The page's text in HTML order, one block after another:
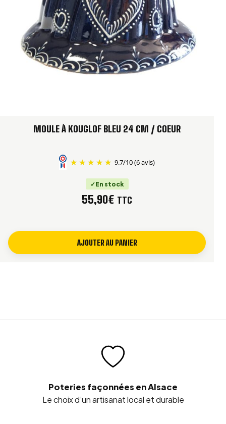
MOULE À KOUGLOF BLEU 24 CM / COEUR
9.7/10(6 avis)
En stock
55,90€ TTC
AJOUTER AU PANIER
Poteries façonnées en Alsace
Le choix d’un artisanat local et durable